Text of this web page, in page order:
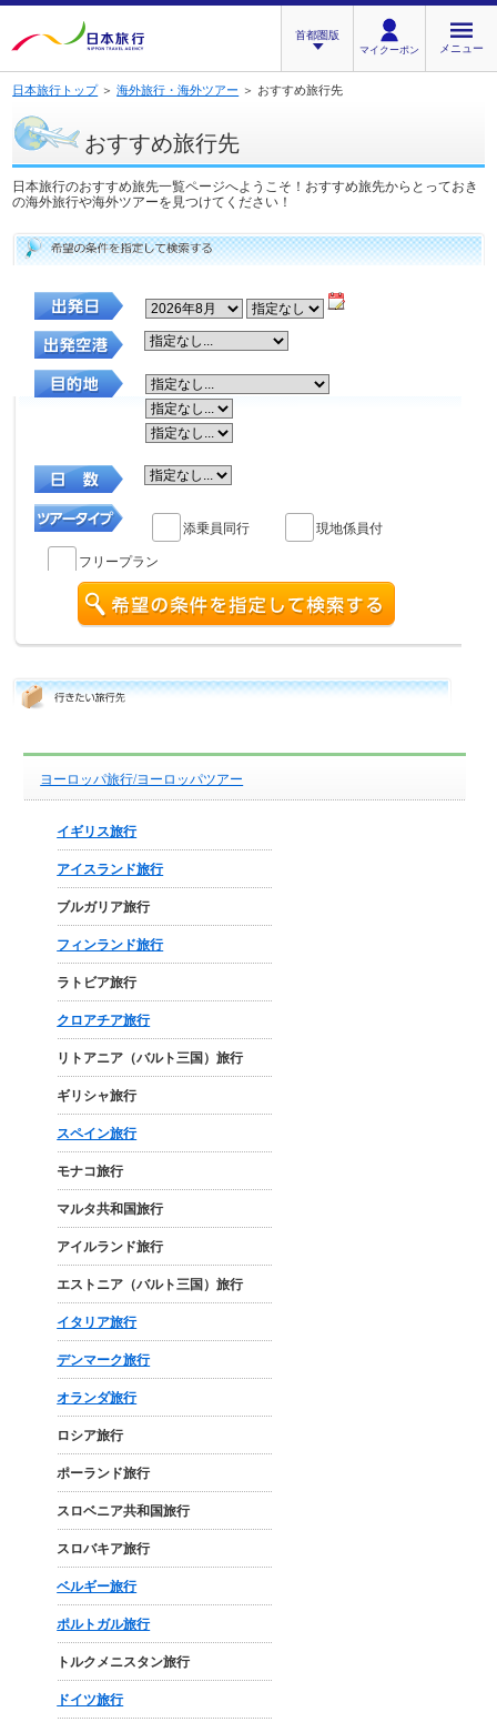
首都圏版
マイクーポン メニュー
日本旅行トップ＞海外旅行・海外ツアー ＞ おすすめ旅行先
おすすめ旅行先
日本旅行のおすすめ旅先一覧ページへようこそ！おすすめ旅先からとっておき
の海外旅行や海外ツアーを見つけてください！
添乗員同行 現地係員付
フリープラン
ヨーロッパ旅行/ヨーロッパツアー
イギリス旅行
アイスランド旅行
ブルガリア旅行
フィンランド旅行
ラトビア旅行
クロアチア旅行
リトアニア（バルト三国）旅行
ギリシャ旅行
スペイン旅行
モナコ旅行
マルタ共和国旅行
アイルランド旅行
エストニア（バルト三国）旅行
イタリア旅行
デンマーク旅行
オランダ旅行
ロシア旅行
ポーランド旅行
スロベニア共和国旅行
スロバキア旅行
ベルギー旅行
ポルトガル旅行
トルクメニスタン旅行
ドイツ旅行